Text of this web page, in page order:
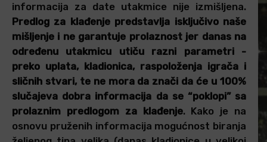
informacija za date utakmice nije izmišljena.
Predlog za klađenje predstavlja isključivo naše
mišljenje i ne garantuje prolaznost jer danas na
određenu utakmicu utiču razni parametri -
preko uplata, kladionica, raspoloženja igrača i
sličnih stvari, te ne mora da znači da će u 100%
slučajeva dobra informacija da se “poklopi” sa
prolaznim predlogom za klađenje. Kako je na
osnovu pruženih informacija mogućnost biranja